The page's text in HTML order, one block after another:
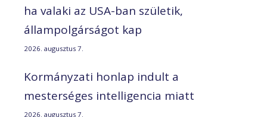
ha valaki az USA-ban születik,
állampolgárságot kap
2026. augusztus 7.
Kormányzati honlap indult a
mesterséges intelligencia miatt
2026. augusztus 7.